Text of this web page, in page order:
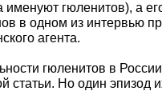
именуют гюленитов), а
в одном из интервью
агента.
гюленитов в
статьи. Но один эпизод